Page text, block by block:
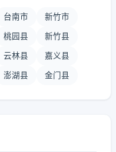
台南市 新竹市
桃园县 新竹县
云林县 嘉义县
澎湖县 金门县